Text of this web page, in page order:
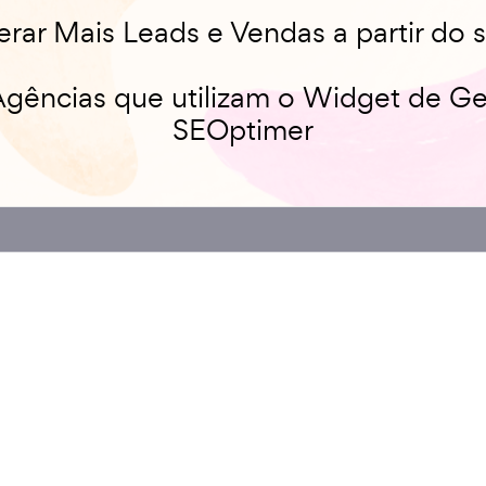
Mais Leads e Vendas a partir do
que utilizam o Widget de
SEOptimer